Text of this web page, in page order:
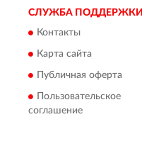
СЛУЖБА ПОДДЕРЖКИ
Контакты
Карта сайта
Публичная оферта
Пользовательское
соглашение